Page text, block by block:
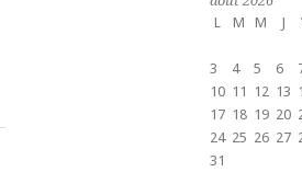
L
M M J
3
4 5 6
10 11 12 13
17 18 19 20
24 25 26 27
31